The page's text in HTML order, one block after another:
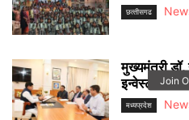
छत्‍तीसगढ
मुख्यमंत्री
इन्वेस्टमेंट
मध्यप्रदेश